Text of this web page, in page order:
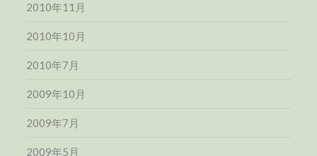
2010年11月
2010年10月
2010年7月
2009年10月
2009年7月
2009年5月